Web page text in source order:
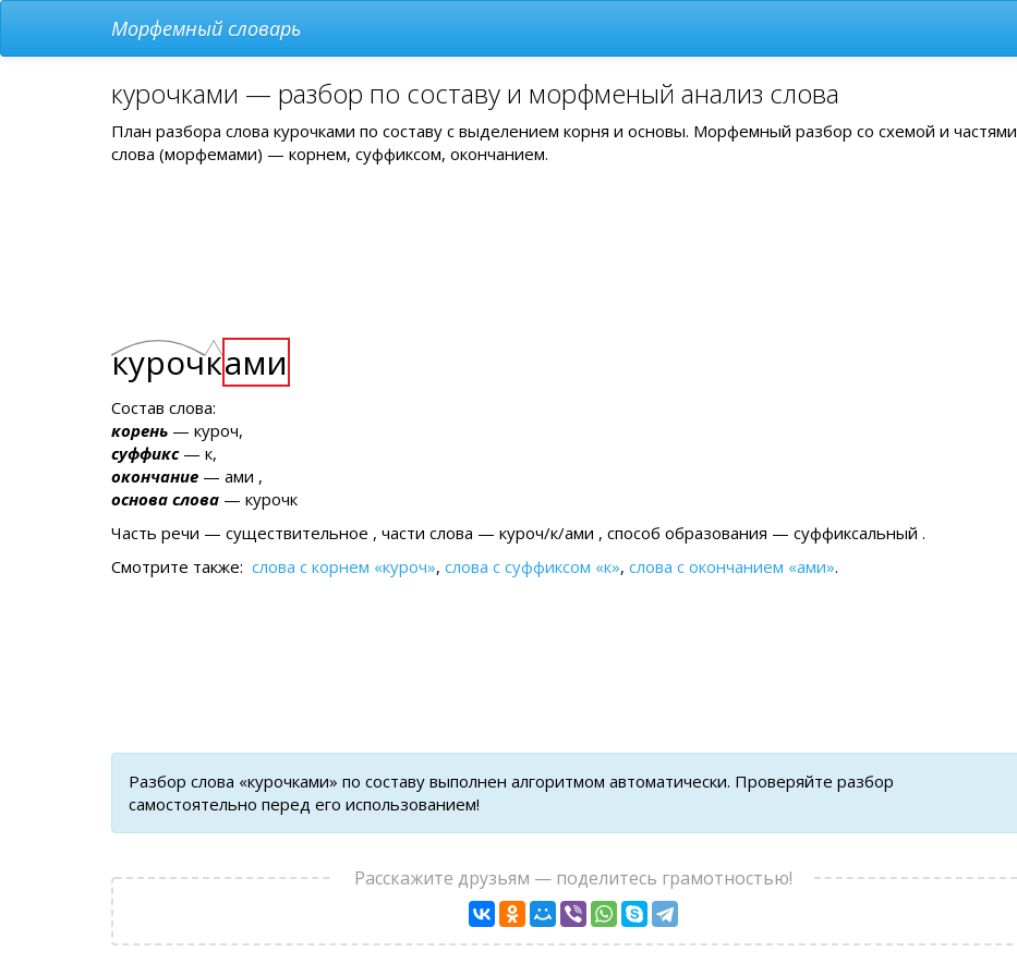
Морфемный словарь
курочками — разбор по составу и морфменый анализ слова
План разбора слова курочками по составу с выделением корня и основы. Морфемный разбор со схемой и частями
слова (морфемами) — корнем, суффиксом, окончанием.
курочками
Состав слова:
корень — куроч,
суффикс— к,
окончание — ами ,
основа слова — курочк
Часть речи — существительное , части слова — куроч/к/ами , cпособ образования — суффиксальный .
Смотрите также: слова с корнем «куроч», слова с суффиксом «к», слова с окончанием «ами».
Разбор слова «курочками» по составу выполнен алгоритмом автоматически. Проверяйте разбор
самостоятельно перед его использованием!
Расскажите друзьям — поделитесь грамотностью!